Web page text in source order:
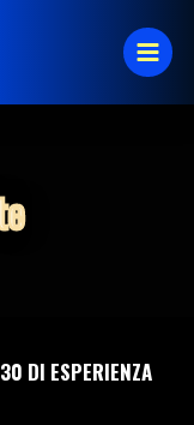
DI ESPERIENZA